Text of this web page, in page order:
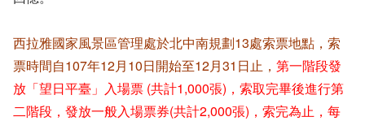
西拉雅國家風景區管理處於北中南規劃13處索票地點，索
票時間自107年12月10日開始至12月31日止， 第一階段發
放「望日平臺」入場票 (共計1,000張)，索取完畢後進行第
二階段，發放一般入場票券(共計2,000張)，索完為止，每